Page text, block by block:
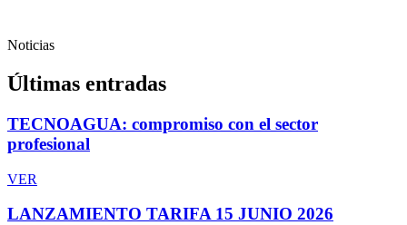
Noticias
Últimas entradas
TECNOAGUA: compromiso con el sector
profesional
VER
LANZAMIENTO TARIFA 15 JUNIO 2026